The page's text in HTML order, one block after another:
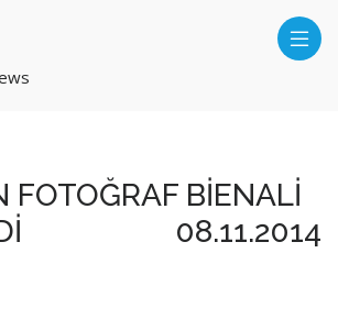
FOTOĞRAF BİENALİ
08.11.2014